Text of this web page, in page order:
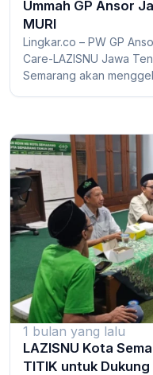
Ummah GP Ansor
MURI
Lingkar.co – PW GP
Care-LAZISNU Jawa
Semarang akan
1 bulan yang lalu
LAZISNU Kota
TITIK untuk